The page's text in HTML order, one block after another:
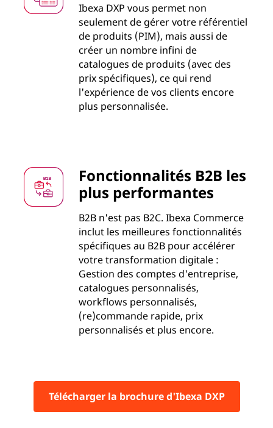
Ibexa DXP vous permet non
seulement de gérer votre référentiel
de produits (PIM), mais aussi de
créer un nombre infini de
catalogues de produits (avec des
prix spécifiques), ce qui rend
l'expérience de vos clients encore
plus personnalisée.
Fonctionnalités B2B les
plus performantes
B2B n'est pas B2C. Ibexa Commerce
inclut les meilleures fonctionnalités
spécifiques au B2B pour accélérer
votre transformation digitale :
Gestion des comptes d'entreprise,
catalogues personnalisés,
workflows personnalisés,
(re)commande rapide, prix
personnalisés et plus encore.
Télécharger la brochure d'Ibexa DXP